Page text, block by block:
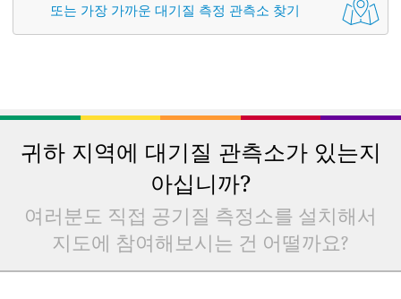
또는 가장 가까운 대기질 측정 관측소 찾기
귀하 지역에 대기질 관측소가 있는지
아십니까?
여러분도 직접 공기질 측정소를 설치해서
지도에 참여해보시는 건 어떨까요?